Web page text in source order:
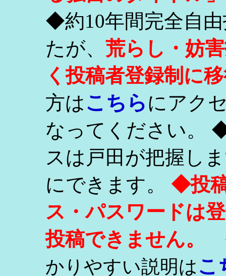
◆約10年間完全自
たが、 荒らし・妨
く投稿者登録制に
方はこちらにアク
なってください。
スは戸田が把握し
にできます。 ◆投
ス・パスワードは
投稿できません。
かりやすい説明はこ